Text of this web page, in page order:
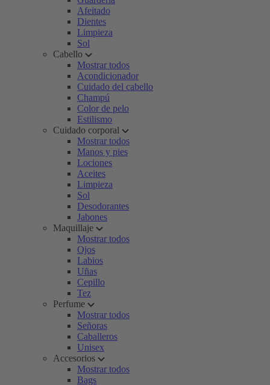
Afeitado
Dientes
Limpieza
Sol
Cabello
Mostrar todos
Acondicionador
Cuidado del cabello
Champú
Color de pelo
Estilismo
Cuidado corporal
Mostrar todos
Manos y pies
Lociones
Aceites
Limpieza
Sol
Desodorantes
Jabones
Maquillaje
Mostrar todos
Ojos
Labios
Uñas
Cepillo
Tez
Perfume
Mostrar todos
Señoras
Caballeros
Unisex
Accesorios
Mostrar todos
Bags